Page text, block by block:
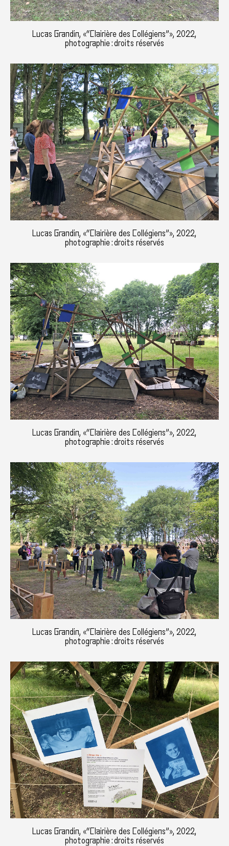
Lucas Grandin, «“Clairière des Collégiens”», 2022,
photographie : droits réservés
Lucas Grandin, «“Clairière des Collégiens”», 2022,
photographie : droits réservés
Lucas Grandin, «“Clairière des Collégiens”», 2022,
photographie : droits réservés
Lucas Grandin, «“Clairière des Collégiens”», 2022,
photographie : droits réservés
Lucas Grandin, «“Clairière des Collégiens”», 2022,
photographie : droits réservés